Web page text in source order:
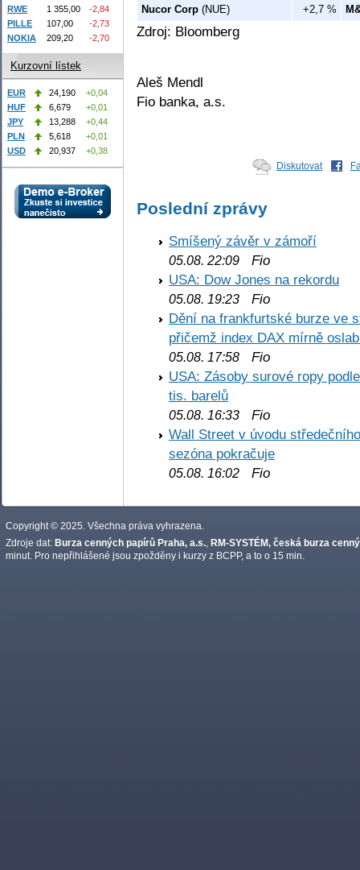
Nucor Corp (NUE) +2,7 %
Zdroj: Bloomberg
Aleš Mendl
Fio banka, a.s.
Diskutovat
Poslední zprávy
Smíšený závěr v zámoří
05.08. 22:09 Fio
USA: Dow Jones na rekordu
05.08. 19:23 Fio
Dění na frankfurtské burze ve
přičemž index DAX mírně
05.08. 17:58 Fio
USA: Zásoby surové ropy
tis. barelů
05.08. 16:33 Fio
Wall Street v úvodu
sezóna pokračuje
05.08. 16:02 Fio
RWE
1 355,00
-2,84
PILLE
107,00
-2,73
NOKIA
209,20 -2,70
Kurzovní lístek
EUR 24,190
+0,04
HUF
6,679
+0,01
JPY
13,288
+0,44
PLN
5,618
+0,01
USD
20,937 +0,38
Copyright © 2025. Všechna práva vyhrazena.
Zdroje dat: Burza cenných papírů Praha, a.s., RM-SYSTÉM, česká burza
minut. Pro nepřihlášené jsou zpožděny i kurzy z BCPP, a to o 15 min.